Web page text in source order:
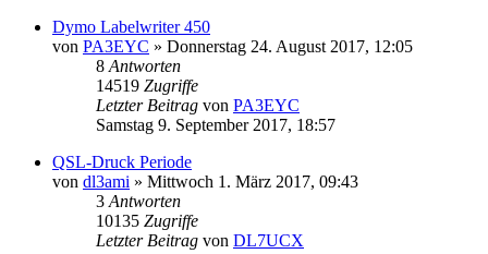
Dymo Labelwriter 450
von PA3EYC » Donnerstag 24. August 2017, 12:05
8 Antworten
14519 Zugriffe
Letzter Beitrag von PA3EYC
Samstag 9. September 2017, 18:57
QSL-Druck Periode
von dl3ami » Mittwoch 1. März 2017, 09:43
3 Antworten
10135 Zugriffe
Letzter Beitrag von DL7UCX